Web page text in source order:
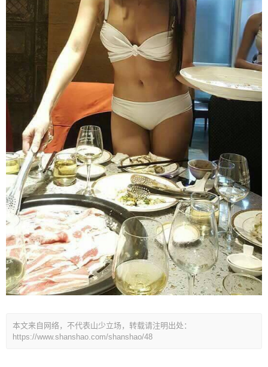
本文来自网络，不代表山少立场，转载请注明出处：
https://www.shanshao.com/shanshao/48